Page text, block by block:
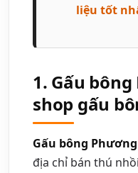
liệu tốt
1. Gấu
shop gấu
Gấu bông
địa chỉ bán thú